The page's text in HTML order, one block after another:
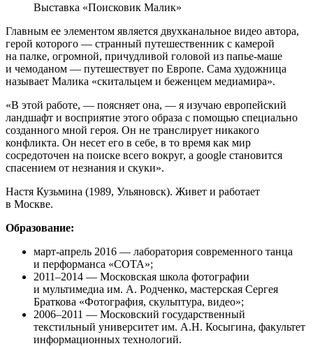
Выставка «Поисковик Малик»
Главным ее элементом является двухканальное видео автора,
герой которого — странный путешественник с камерой
на палке, огромной, причудливой головой из папье-маше
и чемоданом — путешествует по Европе. Сама художница
называет Малика «скитальцем и беженцем медиамира».
«В этой работе, — поясняет она, — я изучаю европейский
ландшафт и восприятие этого образа с помощью специально
созданного мной героя. Он не транслирует никакого
конфликта. Он несет его в себе, в то время как мир
сосредоточен на поиске всего вокруг, а google становится
спасением от незнания и скуки».
Настя Кузьмина (1989, Ульяновск). Живет и работает
в Москве.
Образование:
март-апрель 2016 — лаборатория современного танца
и перформанса «СОТА»;
2011–2014 — Московская школа фотографии
и мультимедиа им. А. Родченко, мастерская Сергея
Браткова «Фотография, скульптура, видео»;
2006–2011 — Московский государственный
текстильный университет им. А.Н. Косыгина, факультет
информационных технологий.